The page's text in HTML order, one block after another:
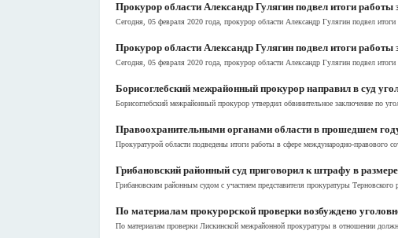
Прокурор области Александр Гулягин подвел итоги
Сегодня, 05 февраля 2020 года, прокурор области Александр Гулягин подвел
Прокурор области Александр Гулягин подвел итоги
Сегодня, 05 февраля 2020 года, прокурор области Александр Гулягин подвел
Борисоглебский межрайонный прокурор направил в суд
Борисоглебский межрайонный прокурор утвердил обвинительное заключение по
Правоохранительными органами области в прошедшем
Прокуратурой области подведены итоги работы в сфере международно-правового
Грибановский районный суд приговорил к штрафу в
Грибановским районным судом с участием представителя прокуратуры
По материалам прокурорской проверки возбуждено
По материалам проверки Лискинской межрайонной прокуратуры в отношении